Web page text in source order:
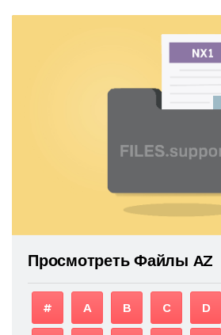
Просмотреть Файлы AZ
# A B C D